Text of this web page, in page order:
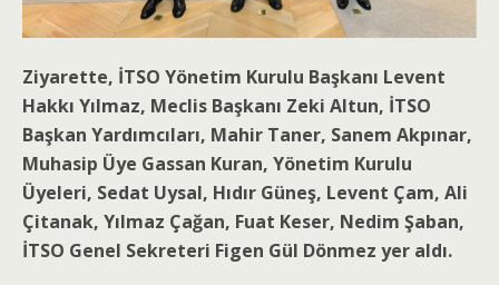
Ziyarette, İTSO Yönetim Kurulu Başkanı Levent
Hakkı Yılmaz, Meclis Başkanı Zeki Altun, İTSO
Başkan Yardımcıları, Mahir Taner, Sanem Akpınar,
Muhasip Üye Gassan Kuran, Yönetim Kurulu
Üyeleri, Sedat Uysal, Hıdır Güneş, Levent Çam, Ali
Çitanak, Yılmaz Çağan, Fuat Keser, Nedim Şaban,
İTSO Genel Sekreteri Figen Gül Dönmez yer aldı.